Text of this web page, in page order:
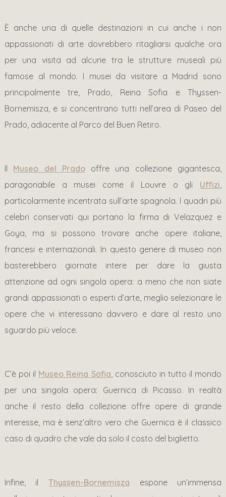
È anche una di quelle destinazioni in cui anche i non
appassionati di arte dovrebbero ritagliarsi qualche ora
per una visita ad alcune tra le strutture museali più
famose al mondo. I musei da visitare a Madrid sono
principalmente tre, Prado, Reina Sofia e Thyssen-
Bornemisza, e si concentrano tutti nell’area di Paseo del
Prado, adiacente al Parco del Buen Retiro.
Il Museo del Pradooffre una collezione gigantesca,
paragonabile a musei come il Louvre o gli Uffizi,
particolarmente incentrata sull’arte spagnola. I quadri più
celebri conservati qui portano la firma di Velazquez e
Goya, ma si possono trovare anche opere italiane,
francesi e internazionali. In questo genere di museo non
basterebbero giornate intere per dare la giusta
attenzione ad ogni singola opera: a meno che non siate
grandi appassionati o esperti d’arte, meglio selezionare le
opere che vi interessano davvero e dare al resto uno
sguardo più veloce.
C’è poi il Museo Reina Sofia, conosciuto in tutto il mondo
per una singola opera: Guernica di Picasso. In realtà
anche il resto della collezione offre opere di grande
interesse, ma è senz’altro vero che Guernica è il classico
caso di quadro che vale da solo il costo del biglietto.
Infine, il Thyssen-Bornemisza espone un’immensa